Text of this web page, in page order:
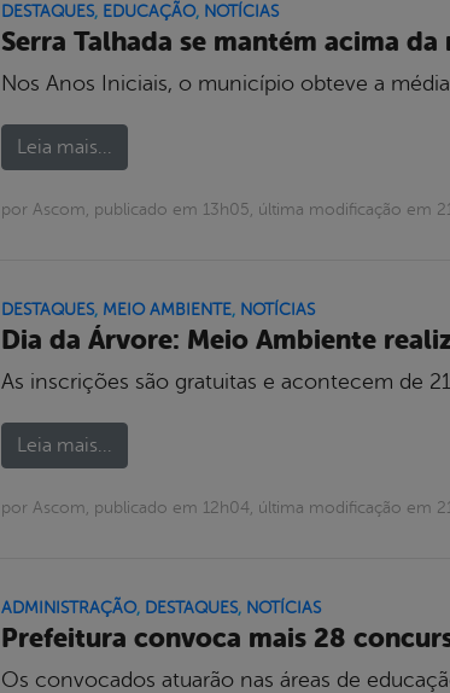
DESTAQUES, EDUCAÇÃO, NOTÍCIAS
Serra Talhada se mantém acima
Nos Anos Iniciais, o município obteve a
Leia mais...
por Ascom, publicado em 13h05, última modificação em
DESTAQUES, MEIO AMBIENTE, NOTÍCIAS
Dia da Árvore: Meio Ambiente
As inscrições são gratuitas e acontecem de
Leia mais...
por Ascom, publicado em 12h04, última modificação em
ADMINISTRAÇÃO, DESTAQUES, NOTÍCIAS
Prefeitura convoca mais 28
Os convocados atuarão nas áreas de